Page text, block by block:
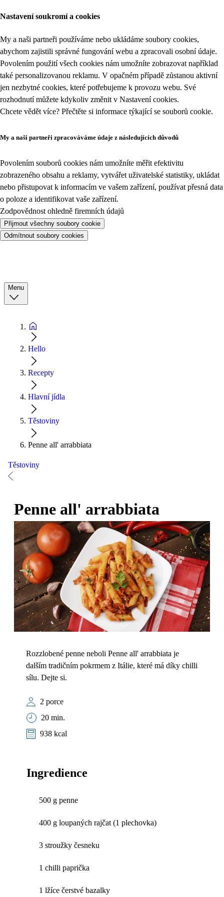
Nastavení soukromí a cookies
My a naši partneři používáme nebo ukládáme soubory cookies,
abychom zajistili správné fungování webu a zpracovali osobní údaje.
Povolením použití všech cookies nám umožníte zobrazovat například
také personalizovanou reklamu. V opačném případě zůstanou aktivní
jen nezbytné cookies, které potřebujeme k provozu webu. Své
rozhodnutí můžete kdykoliv změnit v Nastavení cookies.
Chcete vědět více? Přečtěte si informace týkající se souborů cookie.
My a naši partneři zpracováváme údaje z následujících důvodů
Povolením souborů cookies nám umožníte měřit efektivitu
zobrazeného obsahu a reklamy, vytvářet uživatelské statistiky, ukládat
nebo přistupovat k informacím ve vašem zařízení, používat přesná data
o poloze a identifikovat vaše zařízení.
Zodpovědnost ohledně firemních údajů
Přijmout všechny soubory cookie
Odmítnout soubory cookies
Menu
Hello
Recepty
Hlavní jídla
Těstoviny
Penne all' arrabbiata
Těstoviny
Penne all' arrabbiata
Rozzlobené penne neboli Penne all' arrabbiata je
dalším tradičním pokrmem z Itálie, které má díky chilli
sílu. Dejte si.
2 porce
20 min.
938 kcal
Ingredience
500 g penne
400 g loupaných rajčat (1 plechovka)
3 stroužky česneku
1 chilli paprička
1 lžíce čerstvé bazalky